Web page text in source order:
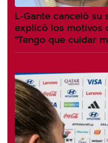
L-Gante canceló su
explicó los motivos
"Tengo que cuidar